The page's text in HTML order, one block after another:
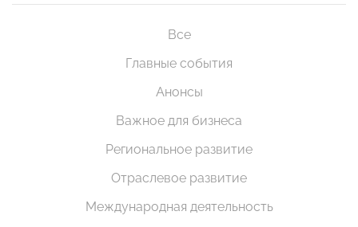
Все
Главные события
Анонсы
Важное для бизнеса
Региональное развитие
Отраслевое развитие
Международная деятельность